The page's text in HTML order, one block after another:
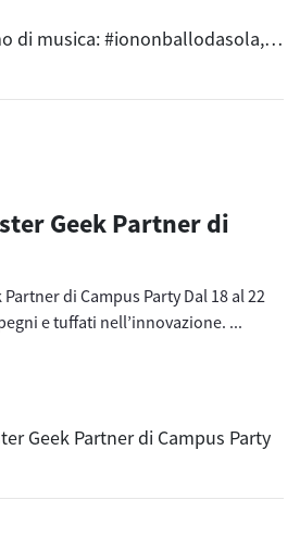
AXA Italia a ritmo di musica: #iononballodasola, il flashmob per le donne
Geek Partner di
Partner di Campus Party Dal 18 al 22
e tuffati nell’innovazione. ...
Geek Partner di Campus Party